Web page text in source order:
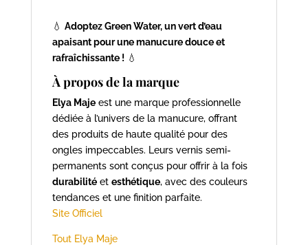
💧 Adoptez Green Water, un vert d’eau
apaisant pour une manucure douce et
rafraîchissante !💧
À propos de la marque
Elya Majeest une marque professionnelle
dédiée à l’univers de la manucure, offrant
des produits de haute qualité pour des
ongles impeccables. Leurs vernis semi-
permanents sont conçus pour offrir à la fois
durabilitéet esthétique, avec des couleurs
tendances et une finition parfaite.
Site Officiel
Tout Elya Maje